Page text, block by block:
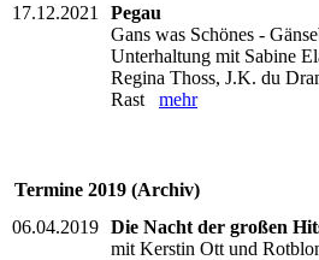
17.12.2021
Pegau
Gans was Schönes -
Unterhaltung mit Sabine
Regina Thoss, J.K. du
Rast mehr
Termine 2019 (Archiv)
06.04.2019 Die Nacht der großen
mit Kerstin Ott und